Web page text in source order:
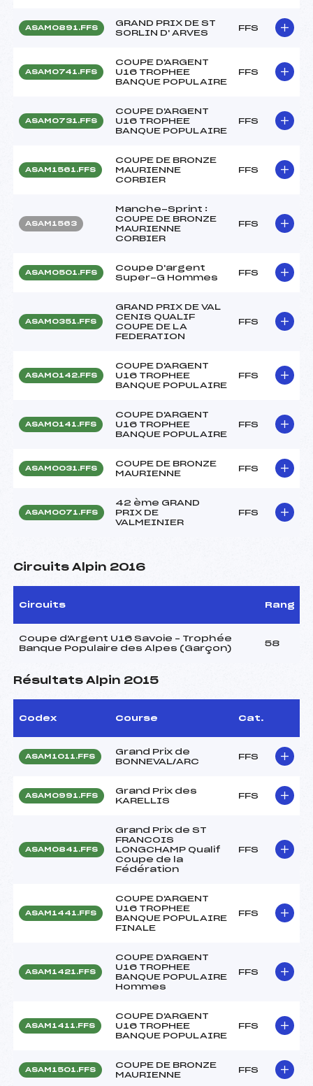
ASAM0891.FFS
GRAND PRIX DE ST
SORLIN D' ARVES
FFS
ASAM0741.FFS
COUPE D'ARGENT
U16 TROPHEE
BANQUE POPULAIRE
FFS
ASAM0731.FFS
COUPE D'ARGENT
U16 TROPHEE
BANQUE POPULAIRE
FFS
ASAM1561.FFS
COUPE DE BRONZE
MAURIENNE
CORBIER
FFS
ASAM1563
Manche-Sprint :
COUPE DE BRONZE
MAURIENNE
CORBIER
FFS
ASAM0501.FFS
Coupe D'argent
Super-G Hommes
FFS
ASAM0351.FFS
GRAND PRIX DE VAL
CENIS QUALIF
COUPE DE LA
FEDERATION
FFS
ASAM0142.FFS
COUPE D'ARGENT
U16 TROPHEE
BANQUE POPULAIRE
FFS
ASAM0141.FFS
COUPE D'ARGENT
U16 TROPHEE
BANQUE POPULAIRE
FFS
ASAM0031.FFS
COUPE DE BRONZE
MAURIENNE
FFS
ASAM0071.FFS
42 ème GRAND
PRIX DE
VALMEINIER
FFS
Circuits Alpin 2016
Circuits Rang
Coupe d'Argent U16 Savoie – Trophée
Banque Populaire des Alpes (Garçon)
58
Résultats Alpin 2015
Codex Course Cat.
ASAM1011.FFS
Grand Prix de
BONNEVAL/ARC
FFS
ASAM0991.FFS
Grand Prix des
KARELLIS
FFS
ASAM0841.FFS
Grand Prix de ST
FRANCOIS
LONGCHAMP Qualif
Coupe de la
Fédération
FFS
ASAM1441.FFS
COUPE D'ARGENT
U16 TROPHEE
BANQUE POPULAIRE
FINALE
FFS
ASAM1421.FFS
COUPE D'ARGENT
U16 TROPHEE
BANQUE POPULAIRE
Hommes
FFS
ASAM1411.FFS
COUPE D'ARGENT
U16 TROPHEE
BANQUE POPULAIRE
FFS
ASAM1501.FFS
COUPE DE BRONZE
MAURIENNE
FFS